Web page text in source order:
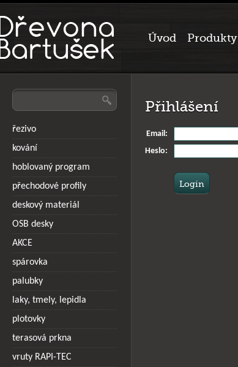
Přihlášení
Email:
Heslo:
řezivo
kování
hoblovaný program
přechodové profily
deskový materiál
OSB desky
AKCE
spárovka
palubky
laky, tmely, lepidla
plotovky
terasová prkna
vruty RAPI-TEC
Úvod Produkty